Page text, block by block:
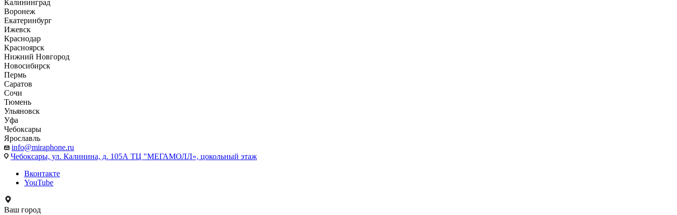
Калининград
Воронеж
Екатеринбург
Ижевск
Краснодар
Красноярск
Нижний Новгород
Новосибирск
Пермь
Саратов
Сочи
Тюмень
Ульяновск
Уфа
Чебоксары
Ярославль
info@miraphone.ru
Чебоксары, ул. Калинина, д. 105А ТЦ "МЕГАМОЛЛ», цокольный этаж
Вконтакте
YouTube
Ваш город